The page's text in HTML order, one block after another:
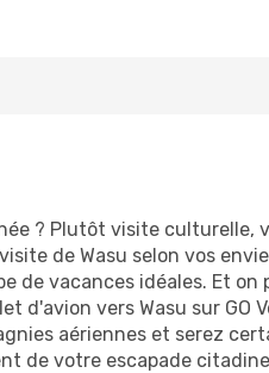
? Plutôt visite culturelle,
de Wasu selon vos
de vacances idéales. Et on
vers Wasu sur GO
aériennes et serez
de votre escapade